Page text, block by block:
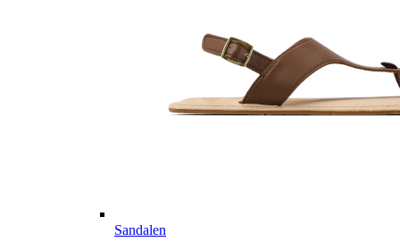
Sandalen